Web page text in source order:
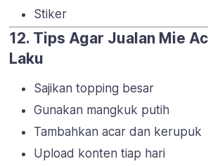
Stiker
12. Tips Agar Jualan Mie
Laku
Sajikan topping besar
Gunakan mangkuk putih
Tambahkan acar dan kerupuk
Upload konten tiap hari